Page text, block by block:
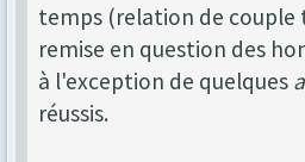
temps (relation de couple
remise en question des
à l'exception de quelques
réussis.